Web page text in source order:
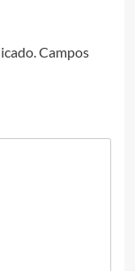
Campos